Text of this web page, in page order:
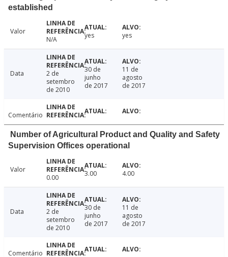
established
Valor
N/A
yes yes
Data
2 de
setembro
de 2010
30 de
junho
de 2017
11 de
agosto
de 2017
Comentário
Number of Agricultural Product and Quality and Safety
Supervision Offices operational
Valor
0.00
3.00 4.00
Data
2 de
setembro
de 2010
30 de
junho
de 2017
11 de
agosto
de 2017
Comentário